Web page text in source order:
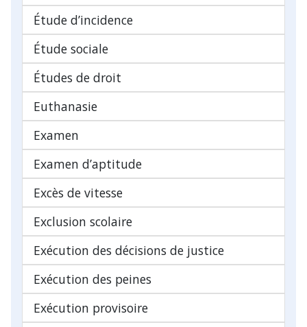
Étude d’incidence
Étude sociale
Études de droit
Euthanasie
Examen
Examen d’aptitude
Excès de vitesse
Exclusion scolaire
Exécution des décisions de justice
Exécution des peines
Exécution provisoire